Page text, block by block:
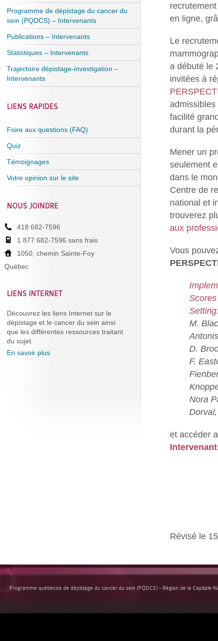
en ligne,
Le
a débuté le
invitées à
facilité
durant la
Mener un
seulement
dans le
Centre de
national et
trouverez
aux
Vous
M.
D.
F.
Nora
et accéder
Révisé le
Programme de dépistage du cancer du
sein (PQDCS) – Intervenants
Publications – Intervenants
Statistiques – Intervenants
Trajectoire dépistage-investigation –
Intervenants
LIENS RAPIDES
Foire aux questions (FAQ)
Quiz
Témoignages
Votre opinion sur le site
NOUS JOINDRE
418 682-7596
1 877 682-7596 sans frais
1050, chemin Sainte-Foy
Québec
LIENS INTERNET
Découvrez les liens Internet sur le
dépistage et le cancer du sein ainsi
que les différentes ressources traitant
du sujet.
En savoir plus
Programme québécois de dépistage du cancer du sein (PQDCS) - Région de la Capitale-